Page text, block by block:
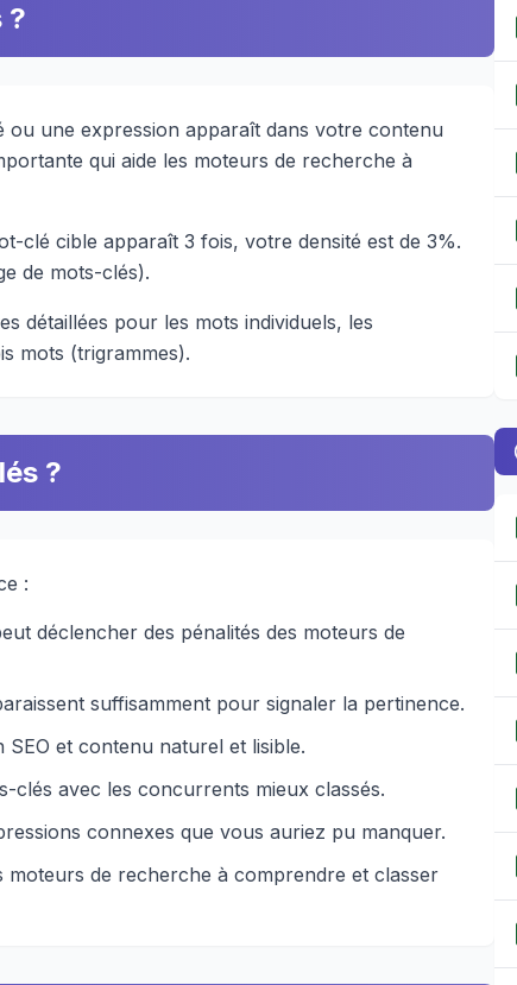
?
une expression apparaît dans votre contenu
qui aide les moteurs de recherche à
clé cible apparaît 3 fois, votre densité est de 3%.
de mots-clés).
détaillées pour les mots individuels, les
mots (trigrammes).
?
:
déclencher des pénalités des moteurs de
suffisamment pour signaler la pertinence.
et contenu naturel et lisible.
clés avec les concurrents mieux classés.
connexes que vous auriez pu manquer.
moteurs de recherche à comprendre et classer